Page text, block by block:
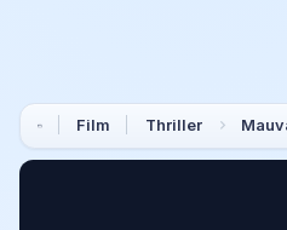
Film Thriller